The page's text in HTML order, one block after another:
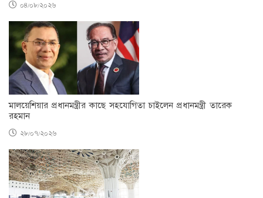
০৪/০৮/২০২৬
মালয়েশিয়ার প্রধানমন্ত্রীর কাছে সহযোগিতা চাইলেন প্রধানমন্ত্রী তারেক
রহমান
২৮/০৭/২০২৬